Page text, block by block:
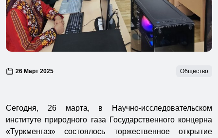
26 Март 2025 Общество
Сегодня, 26 марта, в Научно-исследовательском
институте природного газа Государственного концерна
«Туркменгаз» состоялось торжественное открытие